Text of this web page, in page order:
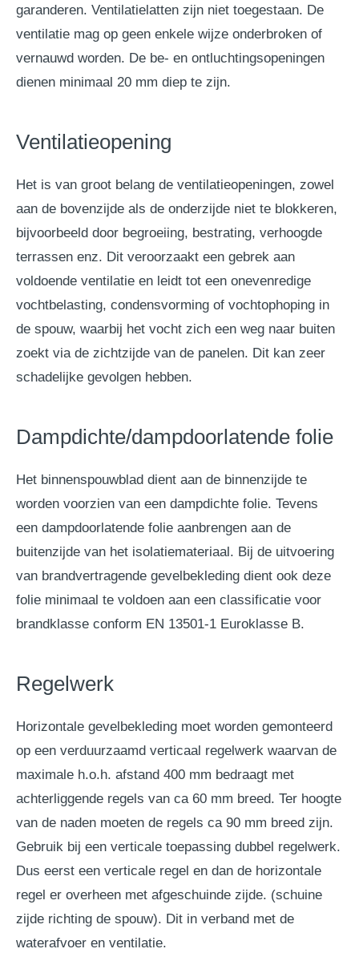
garanderen. Ventilatielatten zijn niet toegestaan. De
ventilatie mag op geen enkele wijze onderbroken of
vernauwd worden. De be- en ontluchtingsopeningen
dienen minimaal 20 mm diep te zijn.
Ventilatieopening
Het is van groot belang de ventilatieopeningen, zowel
aan de bovenzijde als de onderzijde niet te blokkeren,
bijvoorbeeld door begroeiing, bestrating, verhoogde
terrassen enz. Dit veroorzaakt een gebrek aan
voldoende ventilatie en leidt tot een onevenredige
vochtbelasting, condensvorming of vochtophoping in
de spouw, waarbij het vocht zich een weg naar buiten
zoekt via de zichtzijde van de panelen. Dit kan zeer
schadelijke gevolgen hebben.
Dampdichte/dampdoorlatende folie
Het binnenspouwblad dient aan de binnenzijde te
worden voorzien van een dampdichte folie. Tevens
een dampdoorlatende folie aanbrengen aan de
buitenzijde van het isolatiemateriaal. Bij de uitvoering
van brandvertragende gevelbekleding dient ook deze
folie minimaal te voldoen aan een classificatie voor
brandklasse conform EN 13501-1 Euroklasse B.
Regelwerk
Horizontale gevelbekleding moet worden gemonteerd
op een verduurzaamd verticaal regelwerk waarvan de
maximale h.o.h. afstand 400 mm bedraagt met
achterliggende regels van ca 60 mm breed. Ter hoogte
van de naden moeten de regels ca 90 mm breed zijn.
Gebruik bij een verticale toepassing dubbel regelwerk.
Dus eerst een verticale regel en dan de horizontale
regel er overheen met afgeschuinde zijde. (schuine
zijde richting de spouw). Dit in verband met de
waterafvoer en ventilatie.